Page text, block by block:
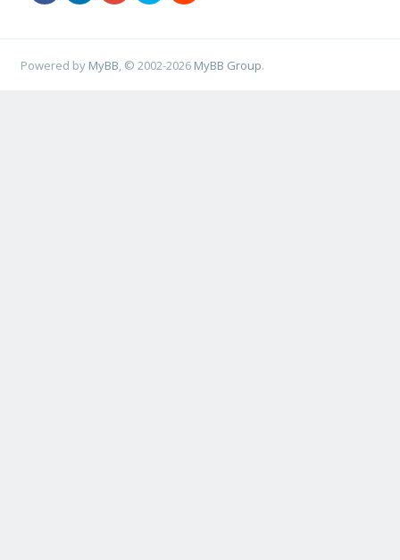
Powered by MyBB , © 2002-2026 MyBB Group.